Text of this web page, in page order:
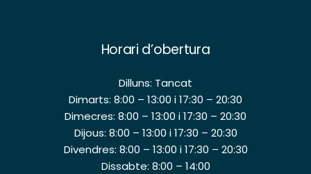
Horari d’obertura
Dilluns: Tancat
Dimarts: 8:00 – 13:00 i 17:30 – 20:30
Dimecres: 8:00 – 13:00 i 17:30 – 20:30
Dijous: 8:00 – 13:00 i 17:30 – 20:30
Divendres: 8:00 – 13:00 i 17:30 – 20:30
Dissabte: 8:00 – 14:00